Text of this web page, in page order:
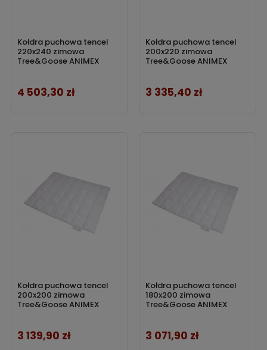
Kołdra puchowa tencel
220x240 zimowa
Tree&Goose ANIMEX
Cena
4 503,30 zł
Kołdra puchowa tencel
200x220 zimowa
Tree&Goose ANIMEX
Cena
3 335,40 zł
Kołdra puchowa tencel
200x200 zimowa
Tree&Goose ANIMEX
Cena
3 139,90 zł
Kołdra puchowa tencel
180x200 zimowa
Tree&Goose ANIMEX
Cena
3 071,90 zł